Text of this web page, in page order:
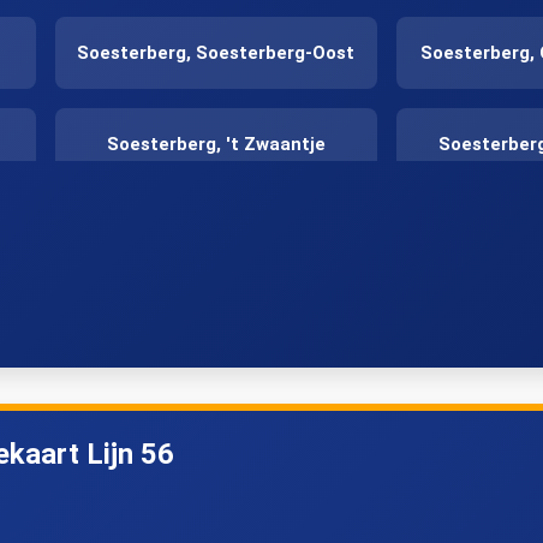
Soesterberg, Soesterberg-Oost Soesterberg,
Soesterberg, 't Zwaantje
Lijn 56